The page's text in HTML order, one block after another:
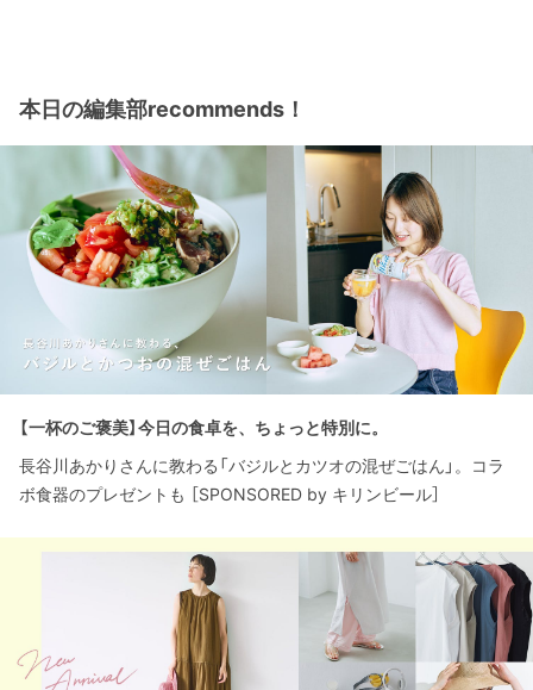
本日の編集部recommends！
【一杯のご褒美】今日の食卓を、ちょっと特別に。
長谷川あかりさんに教わる「バジルとカツオの混ぜごはん」。コラ
ボ食器のプレゼントも ［SPONSORED by キリンビール］